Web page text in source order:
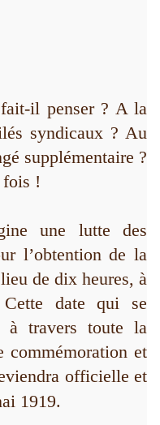
il penser ? A la
syndicaux ? Au
supplémentaire ?
fois !
une lutte des
l’obtention de la
de dix heures, à
date qui se
à travers toute la
commémoration et
officielle et
1919.